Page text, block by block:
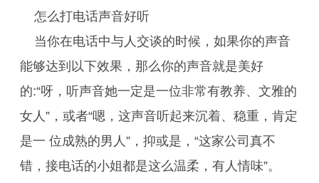
怎么打电话声音好听
当你在电话中与人交谈的时候，如果你的声音
能够达到以下效果，那么你的声音就是美好
的:“呀，听声音她一定是一位非常有教养、文雅的
女人”，或者“嗯，这声音听起来沉着、稳重，肯定
是一 位成熟的男人”，抑或是，“这家公司真不
错，接电话的小姐都是这么温柔，有人情味”。